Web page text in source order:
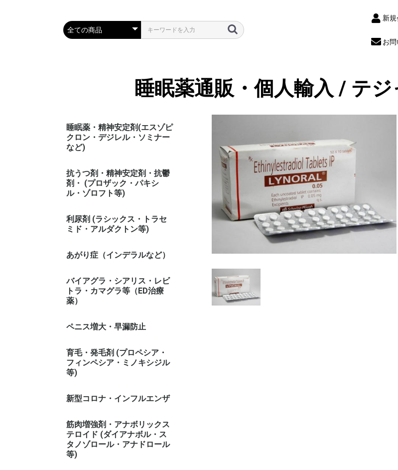
新
お
睡眠薬通販・個人輸入 / テ
睡眠薬・精神安定剤(エスゾピ
クロン・デジレル・ソミナー
など)
抗うつ剤・精神安定剤・抗鬱
剤・ (プロザック・パキシ
ル・ゾロフト等)
利尿剤 (ラシックス・トラセ
ミド・アルダクトン等)
あがり症（インデラルなど）
バイアグラ・シアリス・レビ
トラ・カマグラ等（ED治療
薬）
ペニス増大・早漏防止
育毛・発毛剤 (プロペシア・
フィンペシア・ミノキシジル
等)
新型コロナ・インフルエンザ
筋肉増強剤・アナボリックス
テロイド (ダイアナボル・ス
タノゾロール・アナドロール
等)